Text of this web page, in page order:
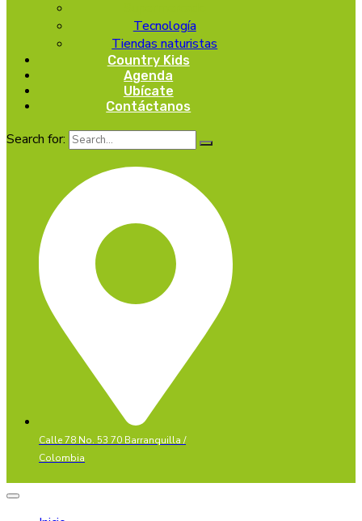
Tecnología
Tiendas naturistas
Country Kids
Agenda
Ubícate
Contáctanos
Search for:
Calle 78 No. 53 70 Barranquilla /
Colombia